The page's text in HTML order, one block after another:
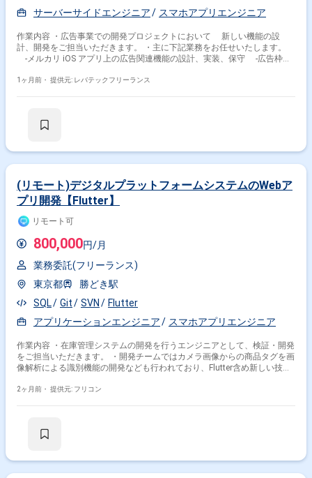
サーバーサイドエンジニア
スマホアプリエンジニア
作業内容 ・広告事業での開発プロジェクトにおいて 新しい機能の設
計、開発をご担当いただきます。 ・主に下記業務をお任せいたします。
-メルカリ iOS アプリ上の広告関連機能の設計、実装、保守 -広告枠、
上 -要件定義から設計、実装、テスト、リリースまで、 機能開発のエ
キュメント整備を通じた品質向上
1ヶ月前・ 提供元: レバテックフリーランス
(リモート)デジタルプラットフォームシステムのWebア
プリ開発【Flutter】
リモート可
800,000円/月
業務委託(フリーランス)
東京都
勝どき駅
SQL
Git SVN
Flutter
アプリケーションエンジニア
スマホアプリエンジニア
作業内容 ・在庫管理システムの開発を行うエンジニアとして、検証・開発
をご担当いただきます。 ・開発チームではカメラ画像からの商品タグを画
像解析による識別機能の開発なども行われており、Flutter含め新しい技術
2ヶ月前・ 提供元: フリコン